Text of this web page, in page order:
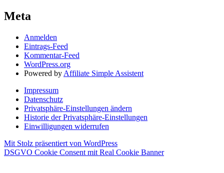
Meta
Anmelden
Eintrags-Feed
Kommentar-Feed
WordPress.org
Powered by Affiliate Simple Assistent
Impressum
Datenschutz
Privatsphäre-Einstellungen ändern
Historie der Privatsphäre-Einstellungen
Einwilligungen widerrufen
Mit Stolz präsentiert von WordPress
DSGVO Cookie Consent mit Real Cookie Banner